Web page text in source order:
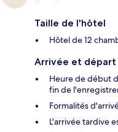
Taille de l'hôtel
Hôtel de 12
Arrivée et départ
Heure de début
fin de
Formalités
L'arrivée tardive